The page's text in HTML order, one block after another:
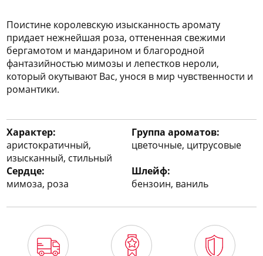
Поистине королевскую изысканность аромату
придает нежнейшая роза, оттененная свежими
бергамотом и мандарином и благородной
фантазийностью мимозы и лепестков нероли,
который окутывают Вас, унося в мир чувственности и
романтики.
Характер:
аристократичный,
изысканный, стильный
Группа ароматов:
цветочные, цитрусовые
Сердце:
мимоза, роза
Шлейф:
бензоин, ваниль